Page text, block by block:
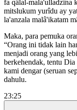
fa qâlal-mala'ulladzîna
mitslukum yurîdu ay
la'anzala malâ'ikatam
Maka, para pemuka
“Orang ini tidak lain
menjadi orang yang
berkehendak, tentu
kami dengar (seruan
dahulu.
23:25